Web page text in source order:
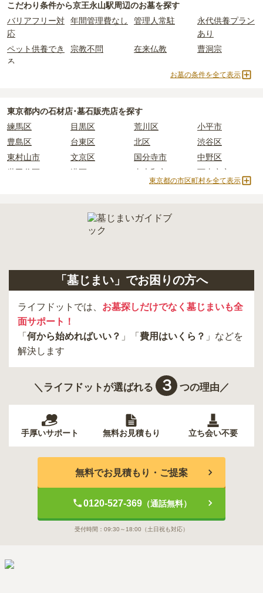
なお、お墓によっては以下の費用が別途かかる場合があります。
・開眼法要の費用：お墓を新しく建てた際に行う儀式のための費
用。僧侶に渡すお布施がかかります。
・納骨式の費用
：お墓に遺骨を納める儀式のための費用。僧侶に渡
すお布施、会食などの費用がかかります。
：お墓の管理費。契約後、毎年発生するケースがあり
正確な費用は、区画や石材の選び方によって大きく変わるため、見
積もりを取るまで確定しません。
現地見学では、担当者に「提示金額以外にかかる費用はないか」を
必ず確認することをおすすめします。
現地への見学が難しい場合は、資料請求でも各霊園の詳しい料金案
京王永山駅周辺 で安価なお墓を探したい場合は、
び替えてお墓を探すのがおすすめです。
主な条件として、遺骨がすでにある、該当の市区町村に一定年数以
上住んでいるなどが挙げられます。
条件を満たさない場合は、申し込み自体ができないことも多いた
め、事前の確認が重要です。
契約条件の詳細は、各霊園のページをご確認いただくか、資料請求
詳しくは、京王永山駅周辺の永代供養の一覧をご覧ください。
こだわり条件から京王永山駅周辺のお墓を探す
バリアフリー対
応
年間管理費なし 管理人常駐
永代供養プラン
あり
ペット供養でき
る
宗教不問 在来仏教 曹洞宗
永代供養墓
民営霊園
お墓の条件を全て表示
東京都内の石材店･墓石販売店を探す
練馬区
目黒区 荒川区
小平市
豊島区
台東区 北区
渋谷区
東村山市
文京区 国分寺市
中野区
世田谷区
港区 東大和市
西東京市
町田市 府中市
昭島市
葛飾区 墨田区
杉並区
東京都の市区町村を全て表示
「墓じまい」でお困りの方へ
ライフドットでは、 お墓探しだけでなく墓じまいも全
面サポート！
「 何から始めればいい？ 」「 費用はいくら？ 」などを
解決します
＼ライフドットが選ばれる ３ つの理由／
手厚いサポート 無料お見積もり 立ち会い不要
無料でお見積もり・ご提案
0120-527-369（通話無料）
受付時間： 09:30～18:00 （土日祝も対応）